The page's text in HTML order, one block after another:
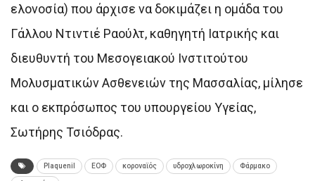
ελονοσία) που άρχισε να δοκιμάζει η ομάδα του
Γάλλου Ντιντιέ Ραούλτ, καθηγητή Ιατρικής και
διευθυντή του Μεσογειακού Ινστιτούτου
Μολυσματικών Ασθενειών της Μασσαλίας, μίλησε
και ο εκπρόσωπος του υπουργείου Υγείας,
Σωτήρης Τσιόδρας.
Plaquenil ΕΟΦ κοροναϊός υδροχλωροκίνη Φάρμακο